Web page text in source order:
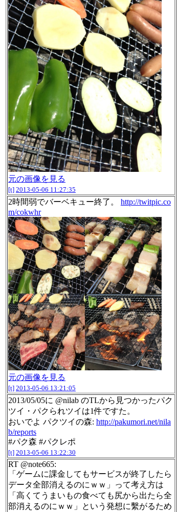
元の画像を見る
[t] 2013-05-06 11:27:35
2時間弱でバーベキュー終了。 http://twitpic.co
m/cokwhr
元の画像を見る
[t] 2013-05-06 13:21:05
2013/05/05に @nilab のTLから見つかったパク
ツイ・パクられツイは1件ですた。
おいでよ パクツイの森: http://pakumori.net/nila
b/reports
#パク森 #パクレポ
[t] 2013-05-06 13:22:30
RT @note665:
「ゲームに課金してもサービスが終了したら
データ全部消えるのにｗｗ」って考え方は
「高くてうまいもの食べても尻から出たら全
部消えるのにｗｗ」という発想に繫がるため